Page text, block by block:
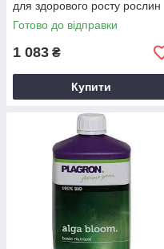
для здорового росту рослин
(10шт.)
Готово до відправки
1 083 ₴
Купити